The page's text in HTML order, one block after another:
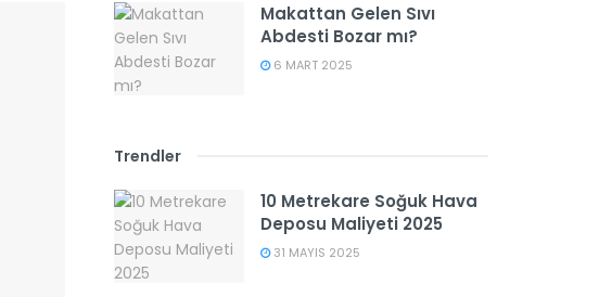
Makattan Gelen Sıvı
Abdesti Bozar mı?
6 MART 2025
Trendler
10 Metrekare Soğuk Hava
Deposu Maliyeti 2025
31 MAYIS 2025